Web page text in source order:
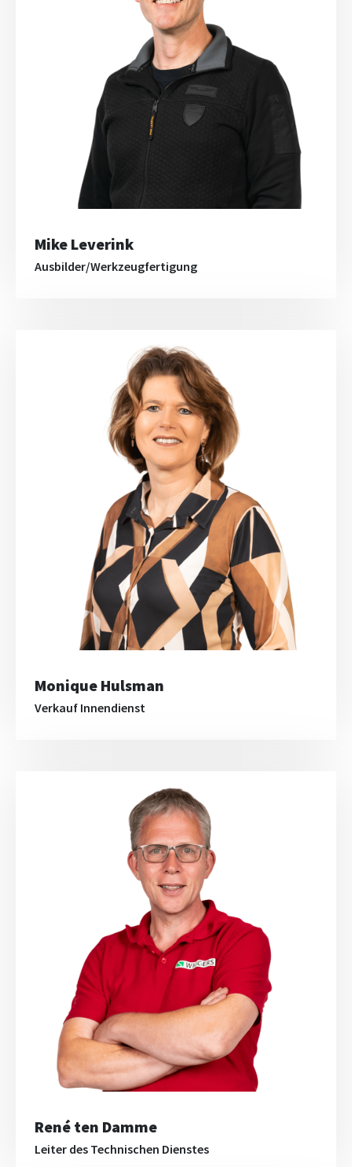
Mike Leverink
Ausbilder/Werkzeugfertigung
Monique Hulsman
Verkauf Innendienst
René ten Damme
Leiter des Technischen Dienstes